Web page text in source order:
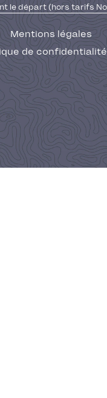
le départ (hors tarifs No
Mentions légales
de confidentialité